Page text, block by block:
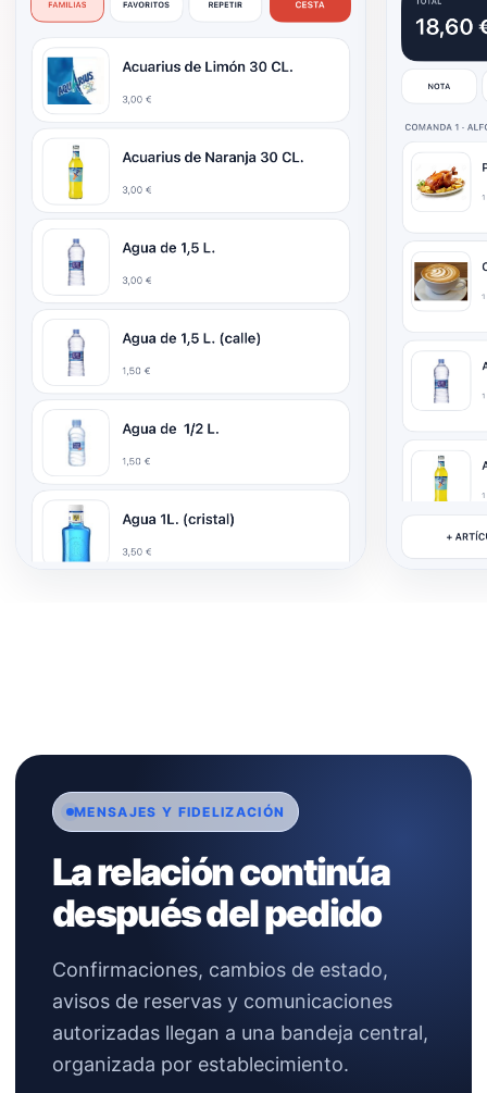
MENSAJES Y FIDELIZACIÓN
La relación continúa
después del pedido
Confirmaciones, cambios de estado,
avisos de reservas y comunicaciones
autorizadas llegan a una bandeja central,
organizada por establecimiento.